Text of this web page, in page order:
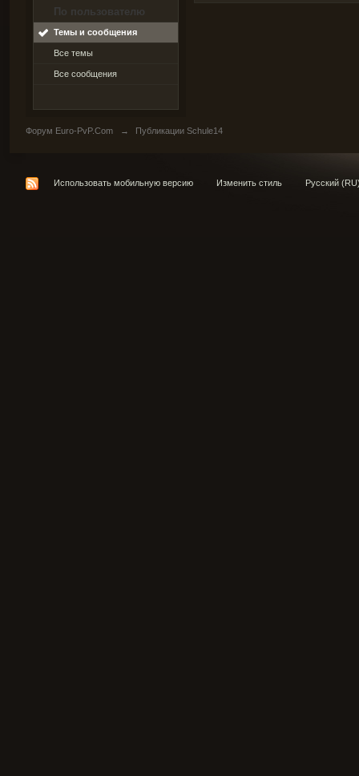
По пользователю
Темы и сообщения
Все темы
Все сообщения
Форум Euro-PvP.Com → Публикации Schule14
Использовать мобильную версию Изменить стиль Русский